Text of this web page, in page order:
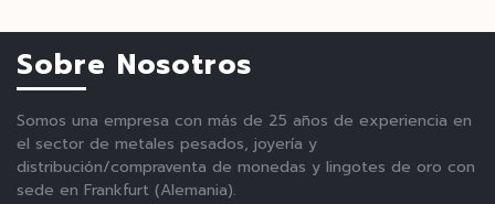
Sobre Nosotros
Somos una empresa con más de 25 años de experiencia en
el sector de metales pesados, joyería y
distribución/compraventa de monedas y lingotes de oro con
sede en Frankfurt (Alemania).